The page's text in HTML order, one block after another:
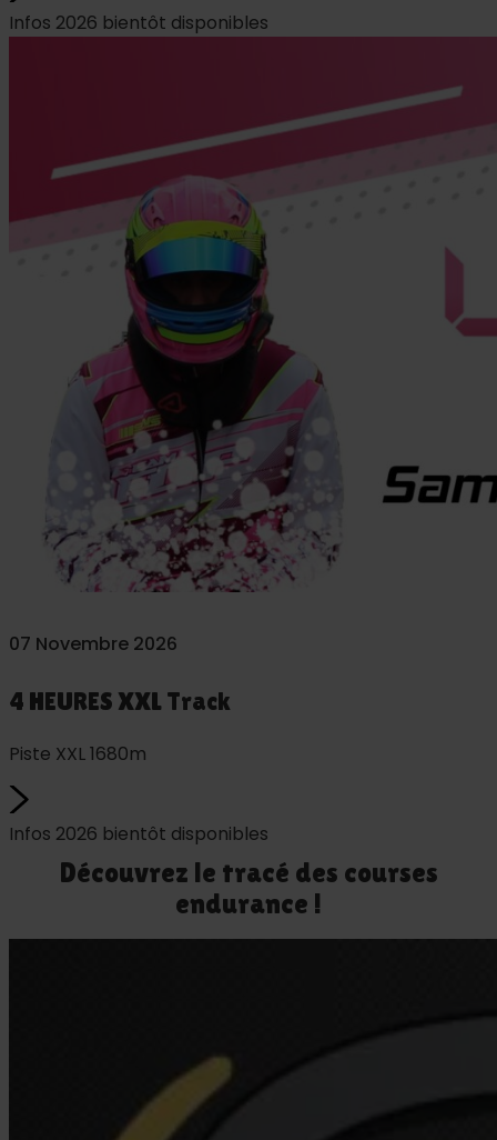
Infos 2026 bientôt disponibles
07 Novembre 2026
4 HEURES XXL Track
Piste XXL 1680m
Infos 2026 bientôt disponibles
Découvrez le tracé des courses
endurance !